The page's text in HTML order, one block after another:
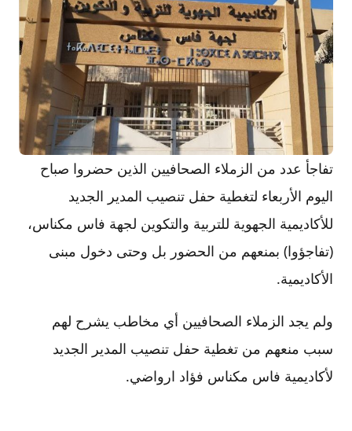
تفاجأ عدد من الزملاء الصحافيين الذين حضروا صباح
اليوم الأربعاء لتغطية حفل تنصيب المدير الجديد
للأكاديمية الجهوية للتربية والتكوين لجهة فاس مكناس،
(تفاجؤوا) بمنعهم من الحضور بل وحتى دخول مبنى
الأكاديمية.
ولم يجد الزملاء الصحافيين أي مخاطب يشرح لهم
سبب منعهم من تغطية حفل تنصيب المدير الجديد
لأكاديمية فاس مكناس فؤاد ارواضي.